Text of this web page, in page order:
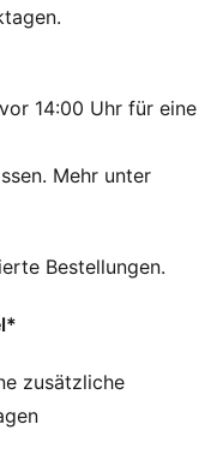
mit Step-in-
für Dämpfung und
14:00 Uhr für eine
Mehr unter
Bestellungen.
zusätzliche